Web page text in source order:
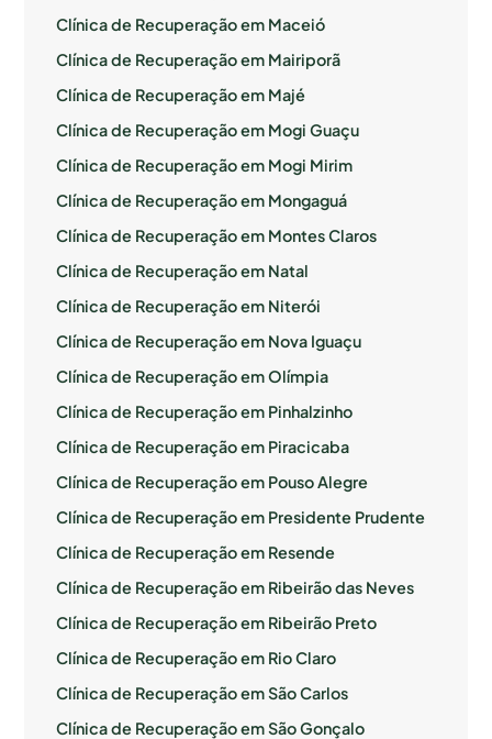
Clínica de Recuperação em Maceió
Clínica de Recuperação em Mairiporã
Clínica de Recuperação em Majé
Clínica de Recuperação em Mogi Guaçu
Clínica de Recuperação em Mogi Mirim
Clínica de Recuperação em Mongaguá
Clínica de Recuperação em Montes Claros
Clínica de Recuperação em Natal
Clínica de Recuperação em Niterói
Clínica de Recuperação em Nova Iguaçu
Clínica de Recuperação em Olímpia
Clínica de Recuperação em Pinhalzinho
Clínica de Recuperação em Piracicaba
Clínica de Recuperação em Pouso Alegre
Clínica de Recuperação em Presidente Prudente
Clínica de Recuperação em Resende
Clínica de Recuperação em Ribeirão das Neves
Clínica de Recuperação em Ribeirão Preto
Clínica de Recuperação em Rio Claro
Clínica de Recuperação em São Carlos
Clínica de Recuperação em São Gonçalo